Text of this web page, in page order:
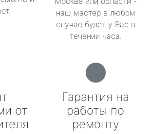
наш мастер в любом
случае будет у Вас в
течении часа.
от
Гарантия на
работы по
ремонту